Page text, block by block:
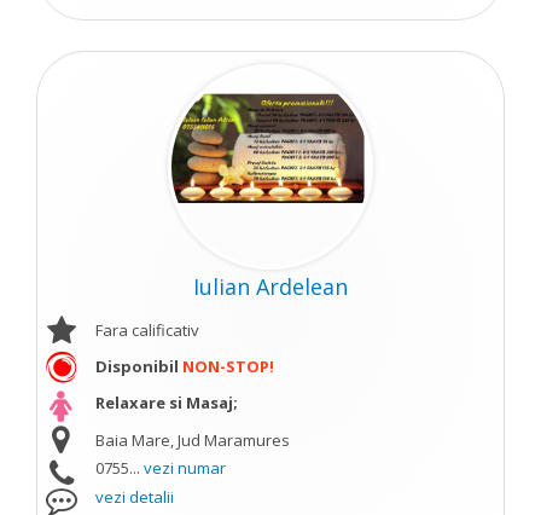
Iulian Ardelean
Fara calificativ
Disponibil NON-STOP!
Relaxare si Masaj;
Baia Mare, Jud Maramures
0755... vezi numar
vezi detalii